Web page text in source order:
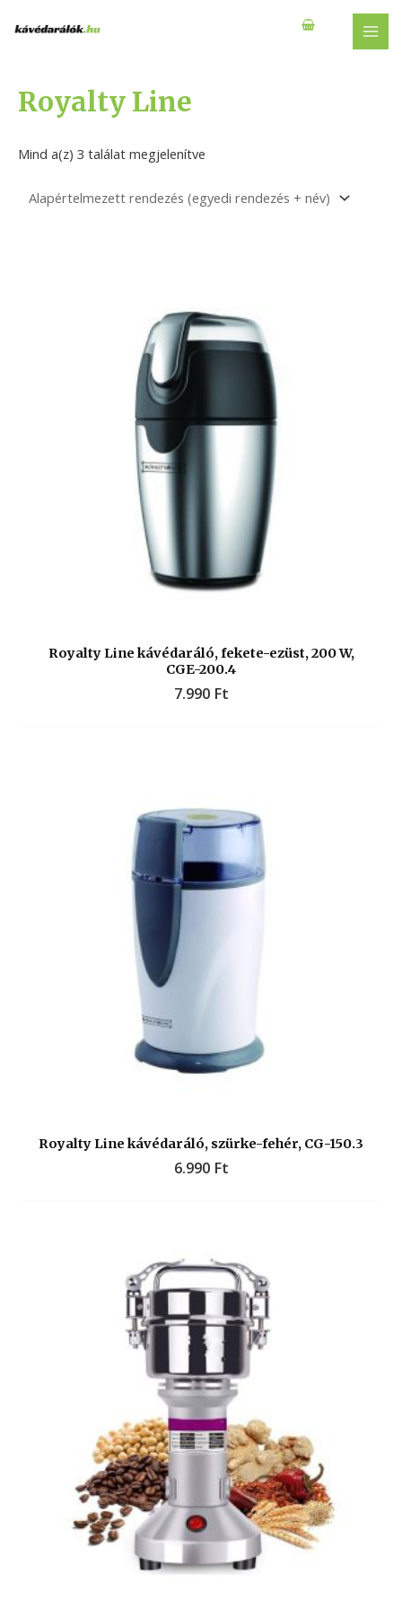
Royalty Line
Mind a(z) 3 találat megjelenítve
Royalty Line kávédaráló, fekete-ezüst, 200 W,
CGE-200.4
7.990 Ft
Royalty Line kávédaráló, szürke-fehér, CG-150.3
6.990 Ft